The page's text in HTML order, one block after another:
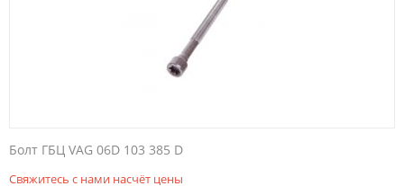
Болт ГБЦ VAG 06D 103 385 D
Свяжитесь с нами насчёт цены